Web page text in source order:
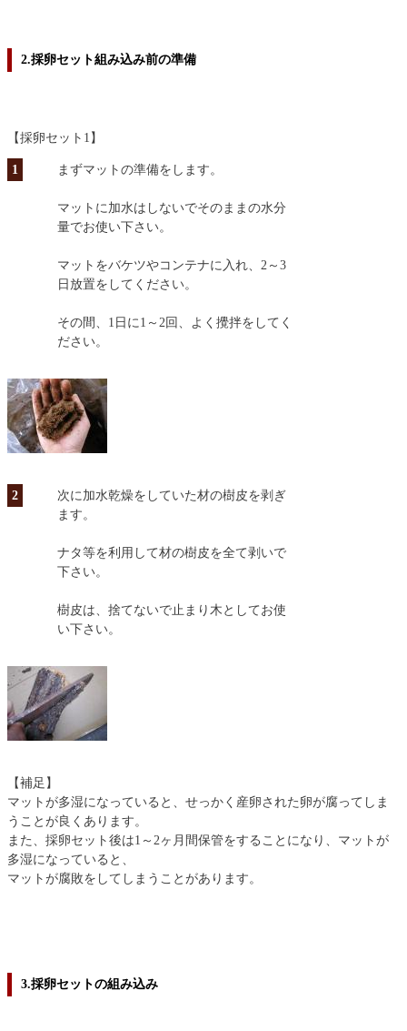
2.採卵セット組み込み前の準備
【採卵セット1】
1 まずマットの準備をします。
マットに加水はしないでそのままの水分
量でお使い下さい。
マットをバケツやコンテナに入れ、2～3
日放置をしてください。
その間、1日に1～2回、よく攪拌をしてく
ださい。
2
次に加水乾燥をしていた材の樹皮を剥ぎ
ます。
ナタ等を利用して材の樹皮を全て剥いで
下さい。
樹皮は、捨てないで止まり木としてお使
い下さい。
【補足】
マットが多湿になっていると、せっかく産卵された卵が腐ってしま
うことが良くあります。
また、採卵セット後は1～2ヶ月間保管をすることになり、マットが
多湿になっていると、
マットが腐敗をしてしまうことがあります。
3.採卵セットの組み込み